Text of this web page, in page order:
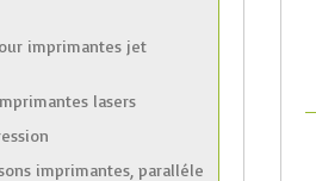
imprimantes jet
lasers
imprimantes, paralléle